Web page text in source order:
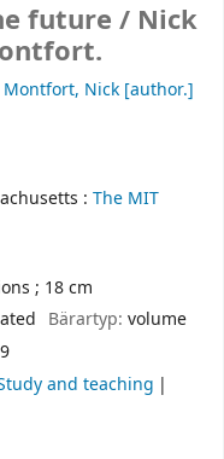
future / Nick
Montfort, Nick[author.]
: The MIT
; 18 cm
Bärartyp: volume
and teaching